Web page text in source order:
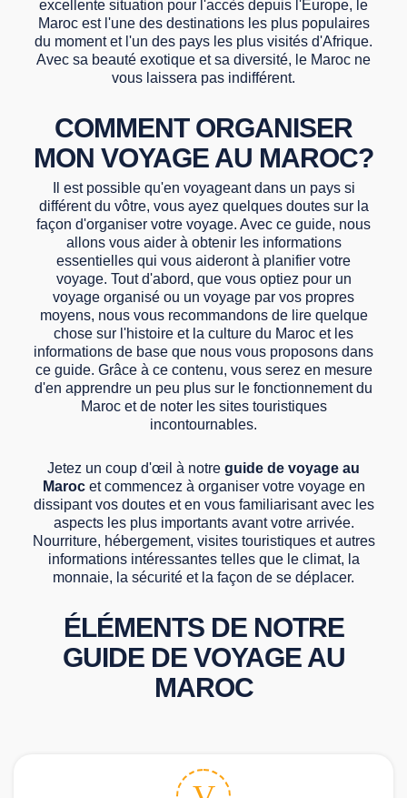
excellente situation pour l'accès depuis l'Europe, le
Maroc est l'une des destinations les plus populaires
du moment et l'un des pays les plus visités d'Afrique.
Avec sa beauté exotique et sa diversité, le Maroc ne
vous laissera pas indifférent.
COMMENT ORGANISER
MON VOYAGE AU MAROC?
Il est possible qu'en voyageant dans un pays si
différent du vôtre, vous ayez quelques doutes sur la
façon d'organiser votre voyage. Avec ce guide, nous
allons vous aider à obtenir les informations
essentielles qui vous aideront à planifier votre
voyage. Tout d'abord, que vous optiez pour un
voyage organisé ou un voyage par vos propres
moyens, nous vous recommandons de lire quelque
chose sur l'histoire et la culture du Maroc et les
informations de base que nous vous proposons dans
ce guide. Grâce à ce contenu, vous serez en mesure
d'en apprendre un peu plus sur le fonctionnement du
Maroc et de noter les sites touristiques
incontournables.
Jetez un coup d'œil à notre guide de voyage au
Marocet commencez à organiser votre voyage en
dissipant vos doutes et en vous familiarisant avec les
aspects les plus importants avant votre arrivée.
Nourriture, hébergement, visites touristiques et autres
informations intéressantes telles que le climat, la
monnaie, la sécurité et la façon de se déplacer.
ÉLÉMENTS DE NOTRE
GUIDE DE VOYAGE AU
MAROC